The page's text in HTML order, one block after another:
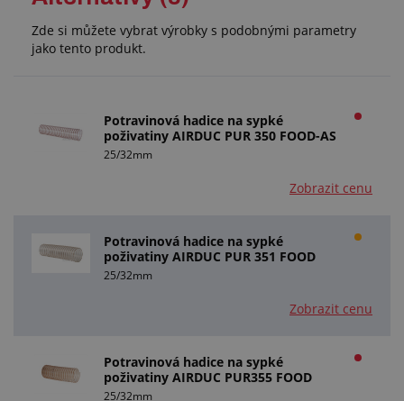
Zde si můžete vybrat výrobky s podobnými parametry
jako tento produkt.
Potravinová hadice na sypké
poživatiny AIRDUC PUR 350 FOOD-AS
25/32mm
Zobrazit cenu
Potravinová hadice na sypké
poživatiny AIRDUC PUR 351 FOOD
25/32mm
Zobrazit cenu
Potravinová hadice na sypké
poživatiny AIRDUC PUR355 FOOD
25/32mm